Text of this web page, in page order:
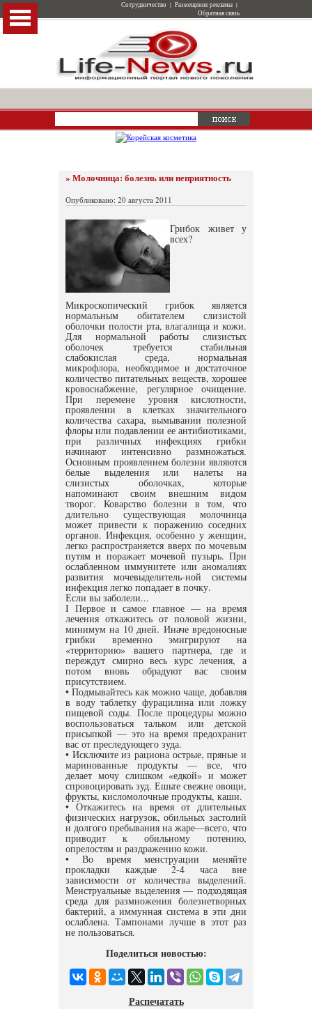
Сотрудничество | Размещение рекламы |
Обратная связь
» Молочница: болезнь или неприятность
Опубликовано: 20 августа 2011
Грибок живет у
всех?
Микроскопический грибок является
нормальным обитателем слизистой
оболочки полости рта, влагалища и кожи.
Для нормальной работы слизистых
оболочек требуется стабильная
слабокислая среда, нормальная
микрофлора, необходимое и достаточное
количество питательных веществ, хорошее
кровоснабжение, регулярное очищение.
При перемене уровня кислотности,
проявлении в клетках значительного
количества сахара, вымывании полезной
флоры или подавлении ее антибиотиками,
при различных инфекциях грибки
начинают интенсивно размножаться.
Основным проявлением болезни являются
белые выделения или налеты на
слизистых оболочках, которые
напоминают своим внешним видом
творог. Коварство болезни в том, что
длительно существующая молочница
может привести к поражению соседних
органов. Инфекция, особенно у женщин,
легко распространяется вверх по мочевым
путям и поражает мочевой пузырь. При
ослабленном иммунитете или аномалиях
развития мочевыделитель-ной системы
инфекция легко попадает в почку.
Если вы заболели...
I Первое и самое главное — на время
лечения откажитесь от половой жизни,
минимум на 10 дней. Иначе вредоносные
грибки временно эмигрируют на
«территорию» вашего партнера, где и
переждут смирно весь курс лечения, а
потом вновь обрадуют вас своим
присутствием.
• Подмывайтесь как можно чаще, добавляя
в воду таблетку фурацилина или ложку
пищевой соды. После процедуры можно
воспользоваться тальком или детской
присыпкой — это на время предохранит
вас от преследующего зуда.
• Исключите из рациона острые, пряные и
маринованные продукты — все, что
делает мочу слишком «едкой» и может
спровоцировать зуд. Ешьте свежие овощи,
фрукты, кисломолочные продукты, каши.
• Откажитесь на время от длительных
физических нагрузок, обильных застолий
и долгого пребывания на жаре—всего, что
приводит к обильному потению,
опрелостям и раздражению кожи.
• Во время менструации меняйте
прокладки каждые 2-4 часа вне
зависимости от количества выделений.
Менструальные выделения — подходящая
среда для размножения болезнетворных
бактерий, а иммунная система в эти дни
ослаблена. Тампонами лучше в этот раз
не пользоваться.
Поделиться новостью:
Распечатать